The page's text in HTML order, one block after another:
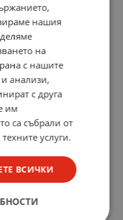
нашия
на
с нашите
анализи,
с друга
им
са събрали от
услуги.
ВСИЧКИ